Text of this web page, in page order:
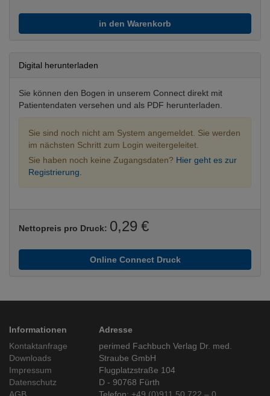
in den Warenkorb
Digital herunterladen
Sie können den Bogen in unserem Connect direkt mit
Patientendaten versehen und als PDF herunterladen.
Sie sind noch nicht am System angemeldet. Sie werden
im nächsten Schritt zum Login weitergeleitet.
Sie haben noch keine Zugangsdaten? Hier geht es zur
Registrierung.
Nettopreis pro Druck: 0,29 €
Online Connect Druck
Informationen
Kontaktanfrage
Downloads
Impressum
Datenschutz
Adresse
perimed Fachbuch Verlag Dr. med.
Straube GmbH
Flugplatzstraße 104
D - 90768 Fürth